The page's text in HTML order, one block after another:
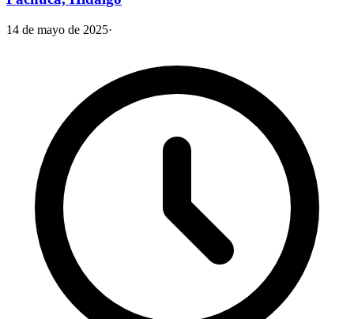
14 de mayo de 2025·